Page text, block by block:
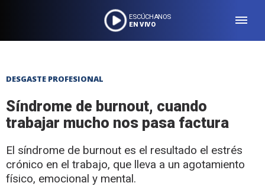
ESCÚCHANOS
EN VIVO
DESGASTE PROFESIONAL
Síndrome de burnout, cuando
trabajar mucho nos pasa factura
El síndrome de burnout es el resultado el estrés
crónico en el trabajo, que lleva a un agotamiento
físico, emocional y mental.